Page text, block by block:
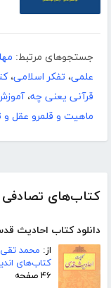
کتاب‌های تصادفی
دانلود کتاب احادیث
از: محمد
کتاب‌های
۴۶ صفحه
جستجوهای مرتبط:
علمی، تفکر اسلامی،
قرآنی یعنی چه،
ماهیت و قلمرو عقل و